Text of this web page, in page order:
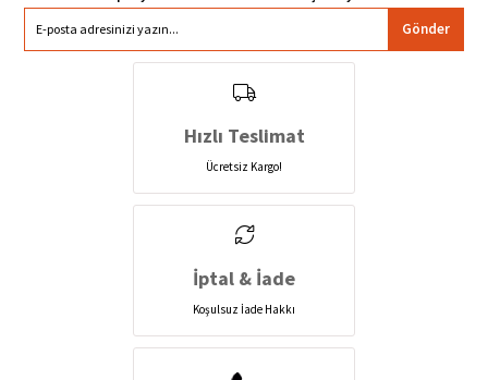
Gönder
Hızlı Teslimat
Ücretsiz Kargo!
İptal & İade
Koşulsuz İade Hakkı